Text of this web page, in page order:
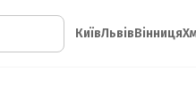
КиївЛьвівВінниця